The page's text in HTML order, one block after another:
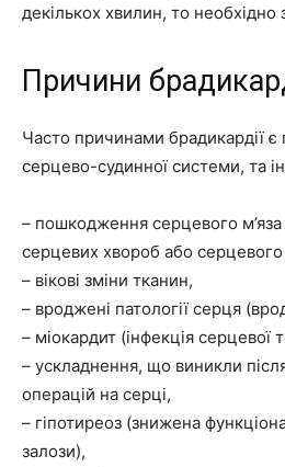
декількох хвилин, то необхідно
Причини
Часто причинами брадикардії є
серцево-судинної системи, та
– пошкодження серцевого
серцевих хвороб або серцевого
– вікові зміни тканин,
– вроджені патології серця
– міокардит (інфекція серцевої
– ускладнення, що виникли
операцій на серці,
– гіпотиреоз (знижена
залози),